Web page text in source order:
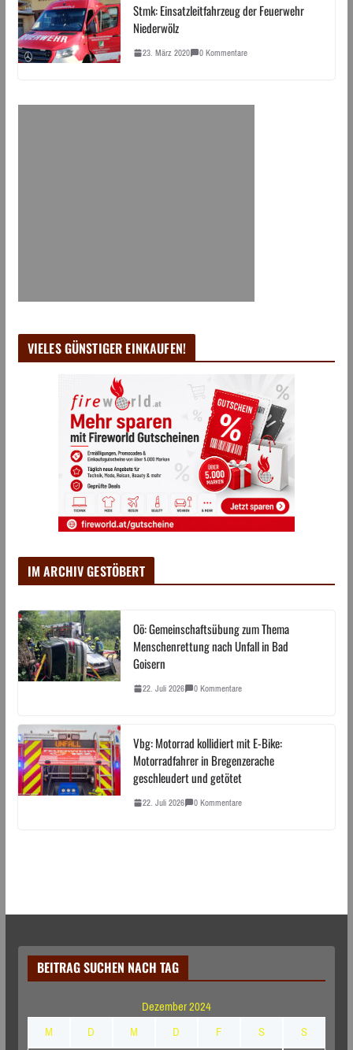
Stmk: Einsatzleitfahrzeug der Feuerwehr
Niederwölz
23. März 2020 0 Kommentare
VIELES GÜNSTIGER EINKAUFEN!
IM ARCHIV GESTÖBERT
Oö: Gemeinschaftsübung zum Thema
Menschenrettung nach Unfall in Bad
Goisern
22. Juli 2026 0 Kommentare
Vbg: Motorrad kollidiert mit E-Bike:
Motorradfahrer in Bregenzerache
geschleudert und getötet
22. Juli 2026 0 Kommentare
BEITRAG SUCHEN NACH TAG
Dezember 2024
M
D M D F S
S